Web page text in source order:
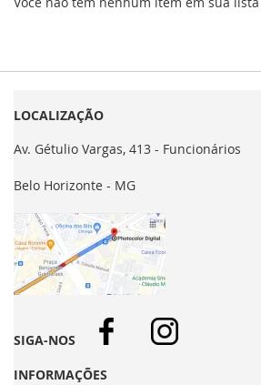
LOCALIZAÇÃO
Av. Gétulio Vargas, 413 - Funcionários
Belo Horizonte - MG
SIGA-NOS
INFORMAÇÕES